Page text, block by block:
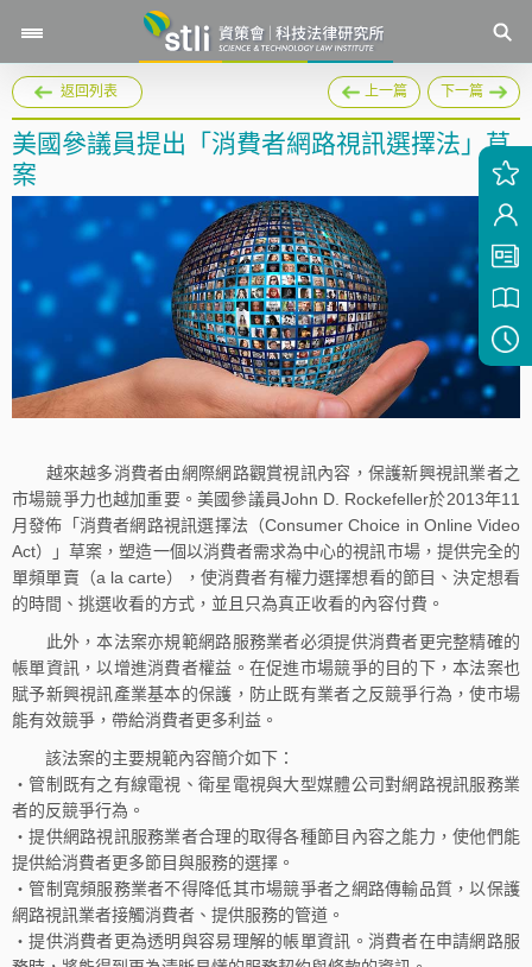
返回列表 上一篇 下一篇
美國參議員提出「消費者網路視訊選擇法」草
案
越來越多消費者由網際網路觀賞視訊內容，保護新興視訊業者之
市場競爭力也越加重要。美國參議員John D. Rockefeller於2013年11
月發佈「消費者網路視訊選擇法（Consumer Choice in Online Video
Act）」草案，塑造一個以消費者需求為中心的視訊市場，提供完全的
單頻單賣（a la carte），使消費者有權力選擇想看的節目、決定想看
的時間、挑選收看的方式，並且只為真正收看的內容付費。
此外，本法案亦規範網路服務業者必須提供消費者更完整精確的
帳單資訊，以增進消費者權益。在促進市場競爭的目的下，本法案也
賦予新興視訊產業基本的保護，防止既有業者之反競爭行為，使市場
能有效競爭，帶給消費者更多利益。
該法案的主要規範內容簡介如下：
‧管制既有之有線電視、衛星電視與大型媒體公司對網路視訊服務業
者的反競爭行為。
‧提供網路視訊服務業者合理的取得各種節目內容之能力，使他們能
提供給消費者更多節目與服務的選擇。
‧管制寬頻服務業者不得降低其市場競爭者之網路傳輸品質，以保護
網路視訊業者接觸消費者、提供服務的管道。
‧提供消費者更為透明與容易理解的帳單資訊。消費者在申請網路服